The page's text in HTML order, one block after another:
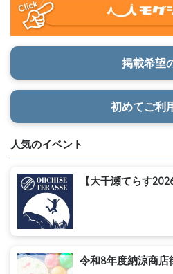
掲載希望
初めてご利
人気のイベント
【大千瀬てらす
令和8年度納涼商店